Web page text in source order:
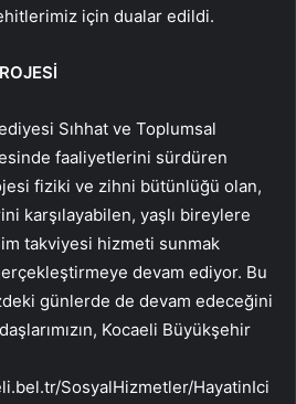
için dualar edildi.
Sıhhat ve Toplumsal
faaliyetlerini sürdüren
fiziki ve zihni bütünlüğü olan,
karşılayabilen, yaşlı bireylere
takviyesi hizmeti sunmak
devam ediyor. Bu
günlerde de devam edeceğini
Kocaeli Büyükşehir
SosyalHizmetler/HayatinIci